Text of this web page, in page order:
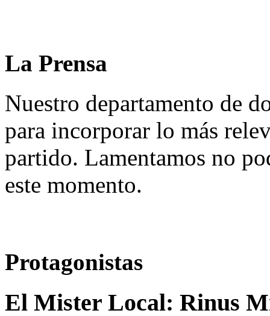
La Prensa
Nuestro departamento de
para incorporar lo más
partido. Lamentamos no
este momento.
Protagonistas
El Mister Local: Rinus